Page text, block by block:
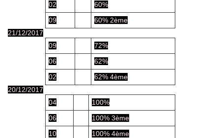
02
60%
09
60% 2ème
21/12/2017
09
72%
06
62%
02
62% 4ème
20/12/2017
04
100%
06
100% 3ème
10
100% 4ème